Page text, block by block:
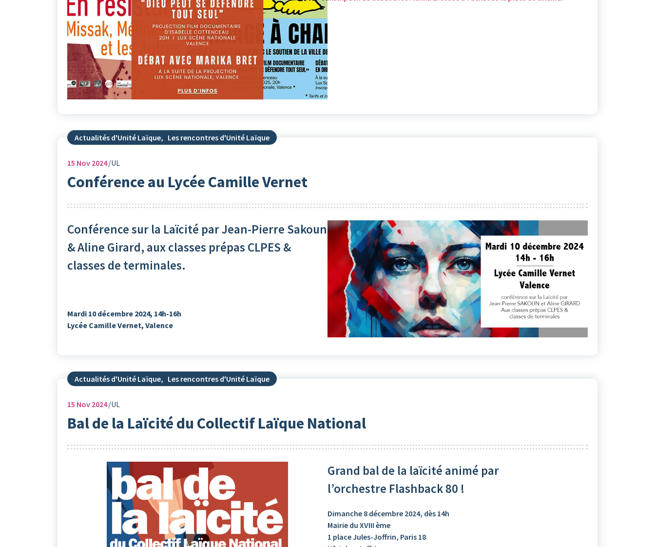
Actualités d'Unité Laïque, Les rencontres d'Unité Laïque
15 Nov 2024 UL
Conférence au Lycée Camille Vernet
Conférence sur la Laïcité par Jean-Pierre Sakoun
& Aline Girard, aux classes prépas CLPES &
classes de terminales.
Mardi 10 décembre 2024, 14h-16h
Lycée Camille Vernet, Valence
Actualités d'Unité Laïque, Les rencontres d'Unité Laïque
15 Nov 2024 UL
Bal de la Laïcité du Collectif Laïque National
Grand bal de la laïcité animé par
l’orchestre Flashback 80 !
Dimanche 8 décembre 2024, dès 14h
Mairie du XVIII ème
1 place Jules-Joffrin, Paris 18